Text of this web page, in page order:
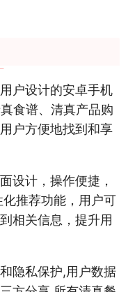
户设计的安卓手机
食谱、清真产品购
户方便地找到和享
设计，操作便捷，
推荐功能，用户可
相关信息，提升用
隐私保护,用户数据